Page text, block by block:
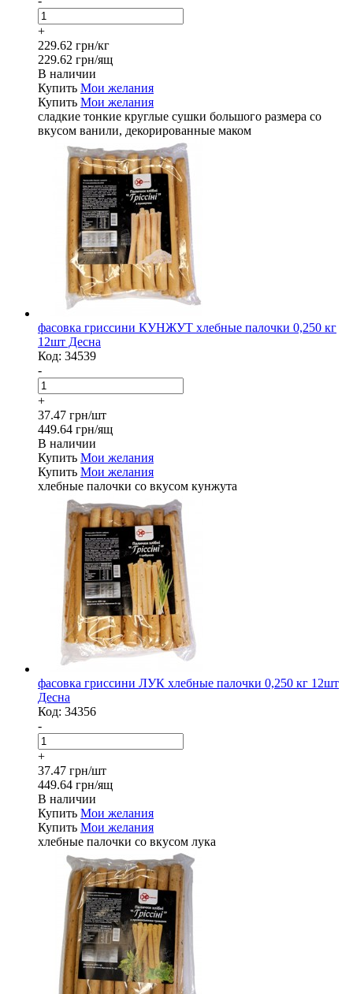
+
229.62 грн/кг
229.62 грн/ящ
В наличии
Купить Мои желания
Купить Мои желания
сладкие тонкие круглые сушки большого размера со
вкусом ванили, декорированные маком
фасовка гриссини КУНЖУТ хлебные палочки 0,250 кг
12шт Десна
Код: 34539
-
+
37.47 грн/шт
449.64 грн/ящ
В наличии
Купить Мои желания
Купить Мои желания
хлебные палочки со вкусом кунжута
фасовка гриссини ЛУК хлебные палочки 0,250 кг 12шт
Десна
Код: 34356
-
+
37.47 грн/шт
449.64 грн/ящ
В наличии
Купить Мои желания
Купить Мои желания
хлебные палочки со вкусом лука